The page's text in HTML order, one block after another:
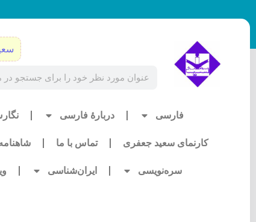
به
فارسی دربارۀ فارسی
کارنمای سعید جعفری تماس با ما
سره‌نویسی ایران‌شناسی